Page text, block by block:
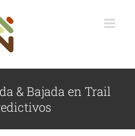
& Bajada en Trail